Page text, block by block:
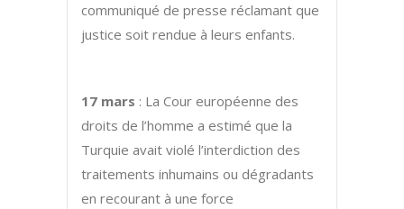
communiqué de presse réclamant que
justice soit rendue à leurs enfants.
17 mars : La Cour européenne des
droits de l’homme a estimé que la
Turquie avait violé l’interdiction des
traitements inhumains ou dégradants
en recourant à une force